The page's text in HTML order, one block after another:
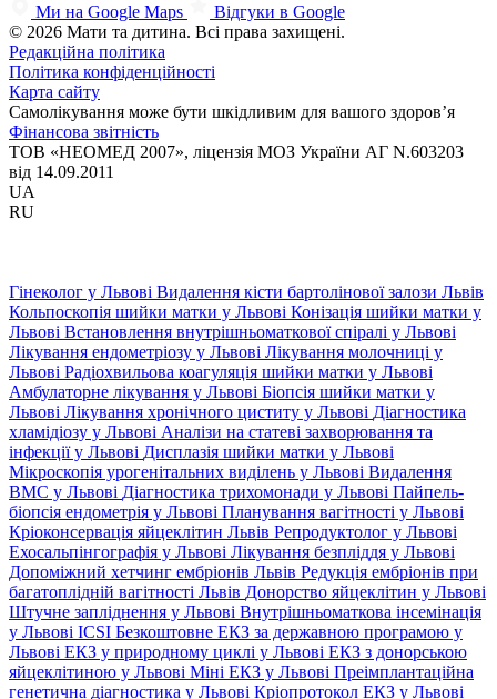
Ми на Google Maps
Відгуки в Google
© 2026 Мати та дитина. Всі права захищені.
Редакційна політика
Політика конфіденційності
Карта сайту
Самолікування може бути шкідливим для вашого здоров’я
Фінансова звітність
ТОВ «НЕОМЕД 2007», ліцензія МОЗ України АГ N.603203
від 14.09.2011
UA
RU
Гінеколог у Львові Видалення кісти бартолінової залози Львів
Кольпоскопія шийки матки у Львові Конізація шийки матки у
Львові Встановлення внутрішньоматкової спіралі у Львові
Лікування ендометріозу у Львові Лікування молочниці у
Львові Радіохвильова коагуляція шийки матки у Львові
Амбулаторне лікування у Львові Біопсія шийки матки у
Львові Лікування хронічного циститу у Львові Діагностика
хламідіозу у Львові Аналізи на статеві захворювання та
інфекції у Львові Дисплазія шийки матки у Львові
Мікроскопія урогенітальних виділень у Львові Видалення
ВМС у Львові Діагностика трихомонади у Львові Пайпель-
біопсія ендометрія у Львові Планування вагітності у Львові
Кріоконсервація яйцеклітин Львів Репродуктолог у Львові
Ехосальпінгографія у Львові Лікування безпліддя у Львові
Допоміжний хетчинг ембріонів Львів Редукція ембріонів при
багатоплідній вагітності Львів Донорство яйцеклітин у Львові
Штучне запліднення у Львові Внутрішньоматкова інсемінація
у Львові ICSI Безкоштовне ЕКЗ за державною програмою у
Львові ЕКЗ у природному циклі у Львові ЕКЗ з донорською
яйцеклітиною у Львові Міні ЕКЗ у Львові Преімплантаційна
генетична діагностика у Львові Кріопротокол ЕКЗ у Львові